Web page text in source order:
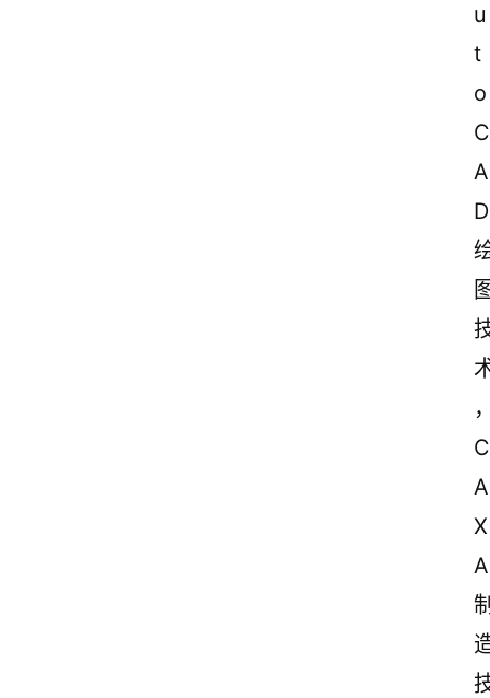
u
t
o
C
A
D
C
A
X
A